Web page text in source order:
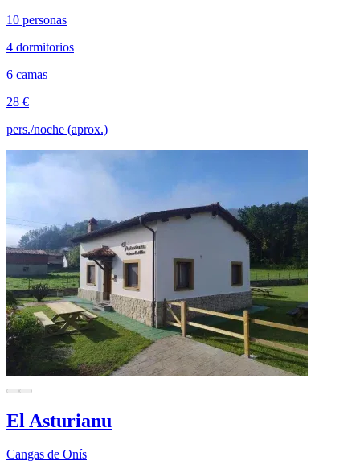
10 personas
4 dormitorios
6 camas
28 €
pers./noche (aprox.)
El Asturianu
Cangas de Onís